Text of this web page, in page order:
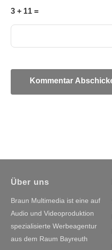
3 + 11 =
Über uns
Braun Multimedia ist eine auf
Audio und Videoproduktion
spezialisierte Werbeagentur
aus dem Raum Bayreuth